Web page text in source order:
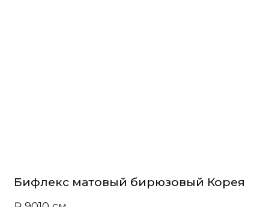
Бифлекс матовый бирюзовый Корея